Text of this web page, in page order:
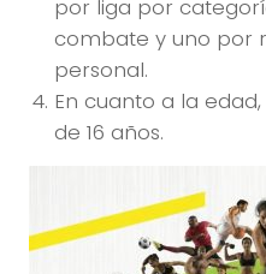
por liga por
combate y uno por
personal.
En cuanto a la
de 16 años.